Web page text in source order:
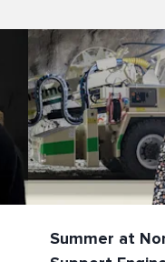
Summer at